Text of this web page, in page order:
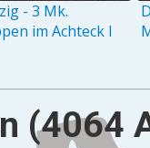
- 3 Mk.
im Achteck I
(4064